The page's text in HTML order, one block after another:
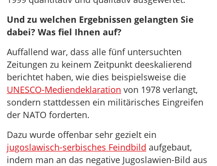
Und zu welchen Ergebnissen gelangten Sie
dabei? Was fiel Ihnen auf?
Auffallend war, dass alle fünf untersuchten
Zeitungen zu keinem Zeitpunkt deeskalierend
berichtet haben, wie dies beispielsweise die
UNESCO-Mediendeklaration von 1978 verlangt,
sondern stattdessen ein militärisches Eingreifen
der NATO forderten.
Dazu wurde offenbar sehr gezielt ein
jugoslawisch-serbisches Feindbild aufgebaut,
indem man an das negative Jugoslawien-Bild aus